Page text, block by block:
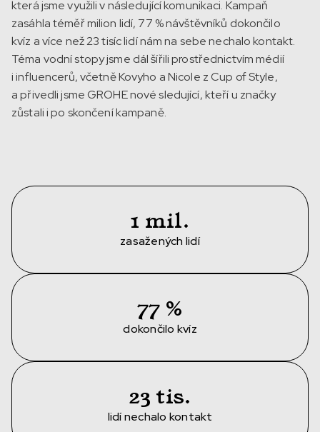
která jsme využili v následující komunikaci. Kampaň
zasáhla téměř milion lidí, 77 % návštěvníků dokončilo
kvíz a více než 23 tisíc lidí nám na sebe nechalo kontakt.
Téma vodní stopy jsme dál šířili prostřednictvím médií
i influencerů, včetně Kovyho a Nicole z Cup of Style,
a přivedli jsme GROHE nové sledující, kteří u značky
zůstali i po skončení kampaně.
1 mil.
zasažených lidí
77 %
dokončilo kvíz
23 tis.
lidí nechalo kontakt